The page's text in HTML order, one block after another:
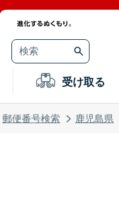
受け取る
郵便番号検索 鹿児島県